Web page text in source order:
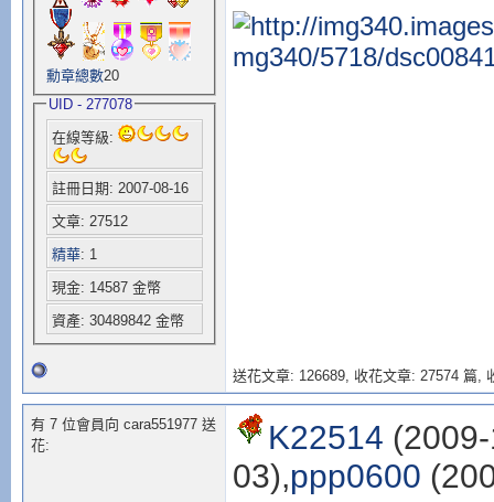
勳章總數20
UID - 277078
在線等級:
註冊日期: 2007-08-16
文章: 27512
精華: 1
現金: 14587 金幣
資產: 30489842 金幣
送花文章: 126689, 收花文章: 27574 篇,
有 7 位會員向 cara551977 送
花:
K22514
03),ppp0600